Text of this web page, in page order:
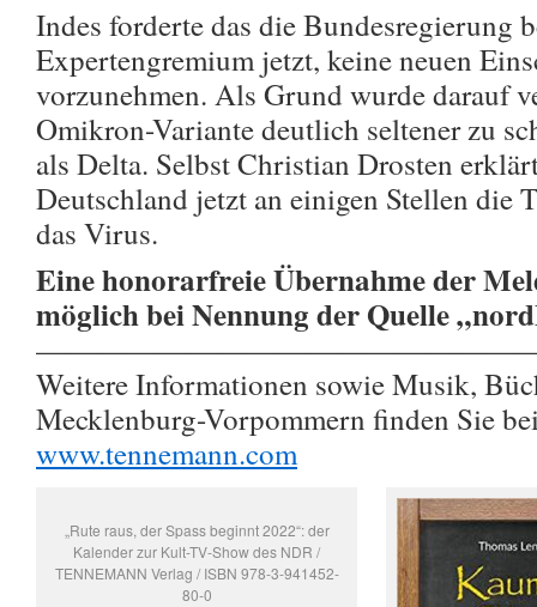
Indes forderte das die Bundesregierung
Expertengremium jetzt, keine neuen
vorzunehmen. Als Grund wurde darauf
Omikron-Variante deutlich seltener zu
als Delta. Selbst Christian Drosten
Deutschland jetzt an einigen Stellen die
das Virus.
Eine honorarfreie Übernahme der
möglich bei Nennung der Quelle
Weitere Informationen sowie Musik,
Mecklenburg-Vorpommern finden Sie
www.tennemann.com
„Rute raus, der Spass beginnt 2022“: der
Kalender zur Kult-TV-Show des NDR /
TENNEMANN Verlag / ISBN 978-3-941452-
80-0